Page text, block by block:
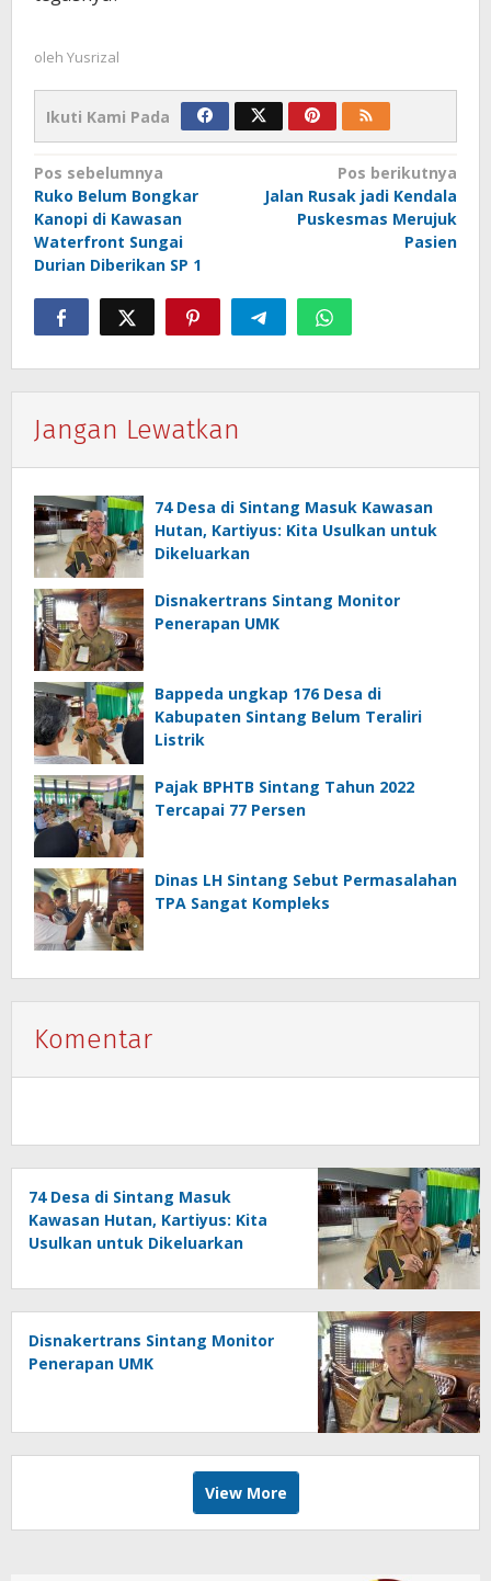
oleh Yusrizal
Ikuti Kami Pada
Navigasi
pos
Pos sebelumnya
Ruko Belum Bongkar
Kanopi di Kawasan
Waterfront Sungai
Durian Diberikan SP 1
Pos berikutnya
Jalan Rusak jadi Kendala
Puskesmas Merujuk
Pasien
Jangan Lewatkan
74 Desa di Sintang Masuk Kawasan
Hutan, Kartiyus: Kita Usulkan untuk
Dikeluarkan
Disnakertrans Sintang Monitor
Penerapan UMK
Bappeda ungkap 176 Desa di
Kabupaten Sintang Belum Teraliri
Listrik
Pajak BPHTB Sintang Tahun 2022
Tercapai 77 Persen
Dinas LH Sintang Sebut Permasalahan
TPA Sangat Kompleks
Komentar
74 Desa di Sintang Masuk
Kawasan Hutan, Kartiyus: Kita
Usulkan untuk Dikeluarkan
Disnakertrans Sintang Monitor
Penerapan UMK
View More